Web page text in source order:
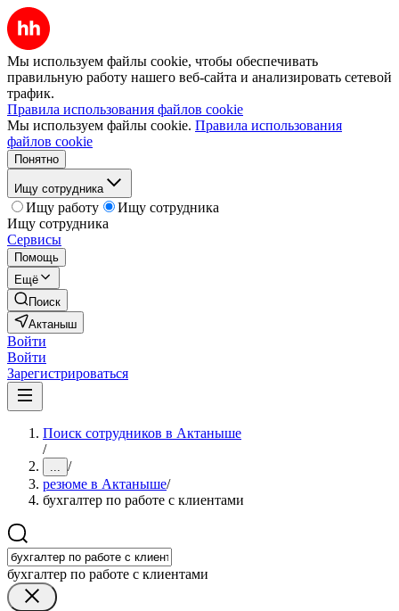
Мы используем файлы cookie, чтобы обеспечивать
правильную работу нашего веб-сайта и анализировать сетевой
трафик.
Правила использования файлов cookie
Мы используем файлы cookie. Правила использования
файлов cookie
Понятно
Ищу сотрудника
Ищу работу
Ищу сотрудника
Ищу сотрудника
Сервисы
Помощь
Ещё
Поиск
Актаныш
Войти
Войти
Зарегистрироваться
Поиск сотрудников в Актаныше
/
... /
резюме в Актаныше/
бухгалтер по работе с клиентами
бухгалтер по работе с клиентами